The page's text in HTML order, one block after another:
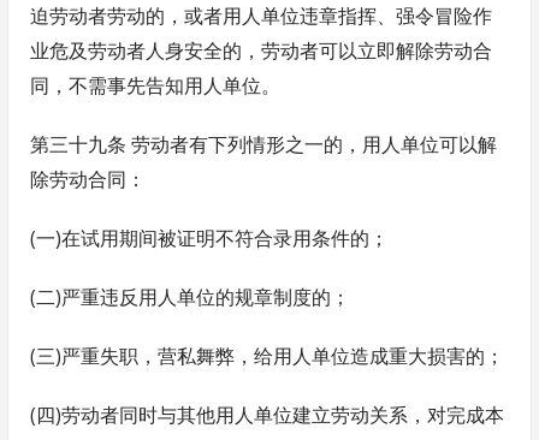
迫劳动者劳动的，或者用人单位违章指挥、强令冒险作
业危及劳动者人身安全的，劳动者可以立即解除劳动合
同，不需事先告知用人单位。
第三十九条 劳动者有下列情形之一的，用人单位可以解
除劳动合同：
(一)在试用期间被证明不符合录用条件的；
(二)严重违反用人单位的规章制度的；
(三)严重失职，营私舞弊，给用人单位造成重大损害的；
(四)劳动者同时与其他用人单位建立劳动关系，对完成本